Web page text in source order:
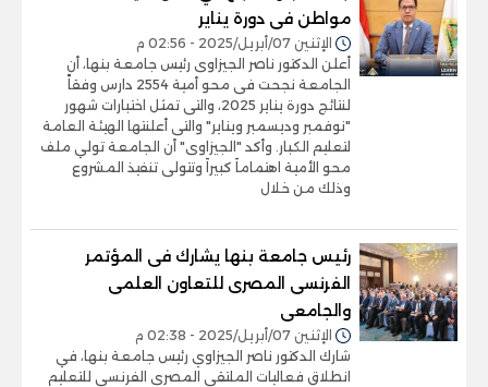
مواطن فى دورة يناير
الإثنين 07/أبريل/2025 - 02:56 م
أعلن الدكتور ناصر الجيزاوى رئيس جامعة بنها، أن
الجامعة نجحت فى محو أمية 2554 دارس وفقاً
لنتائج دورة يناير 2025، والتى تمثل اختبارات شهور
"نوفمبر وديسمبر ويناير" والتى أعلنتها الهيئة العامة
لتعليم الكبار. وأكد "الجيزاوى" أن الجامعة تولي ملف
محو الأمية اهتماماَ كبيراَ وتتولى تنفيذ المشروع
وذلك من خلال
رئيس جامعة بنها يشارك فى المؤتمر
الفرنسى المصرى للتعاون العلمى
والجامعى
الإثنين 07/أبريل/2025 - 02:38 م
شارك الدكتور ناصر الجيزاوي رئيس جامعة بنها، في
انطلاق فعاليات الملتقى المصري الفرنسي للتعليم